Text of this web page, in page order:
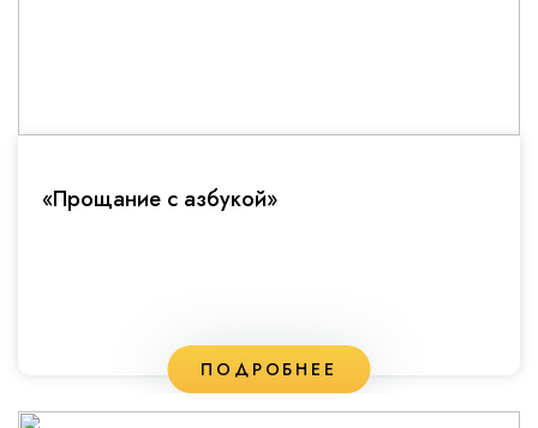
«Прощание с азбукой»
ПОДРОБНЕЕ